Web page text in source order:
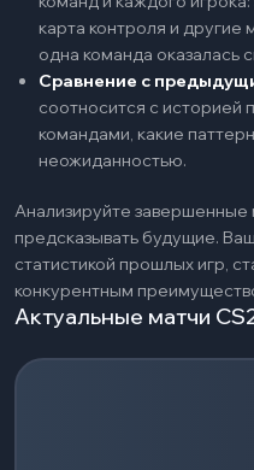
карта контроля и
одна команда оказалась
Сравнение с
соотносится с историей
командами, какие
неожиданностью.
Анализируйте завершенные
предсказывать будущие.
статистикой прошлых игр,
конкурентным
Актуальные матчи
Загрузка событий...